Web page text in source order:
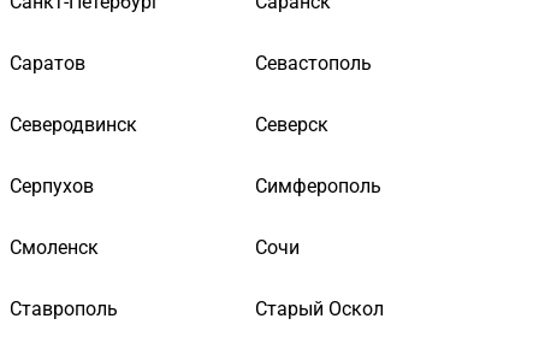
Саратов Севастополь
Северодвинск Северск
Серпухов Симферополь
Смоленск Сочи
Ставрополь Старый Оскол